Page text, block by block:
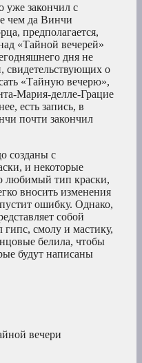
уже закончил с
чем да Винчи
предполагается,
«Тайной вечерей»
дня не
свидетельствующих о
«Тайную вечерю»,
Мария-делле-Грацие
есть запись, в
почти закончил
созданы с
и некоторые
любимый тип краски,
вносить изменения
ошибку. Однако,
собой
гипс, смолу и мастику,
белила, чтобы
будут написаны